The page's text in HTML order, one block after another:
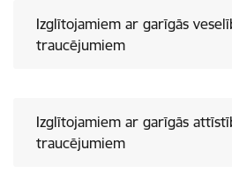
Izglītojamiem ar garīgās
traucējumiem
Izglītojamiem ar garīgās
traucējumiem